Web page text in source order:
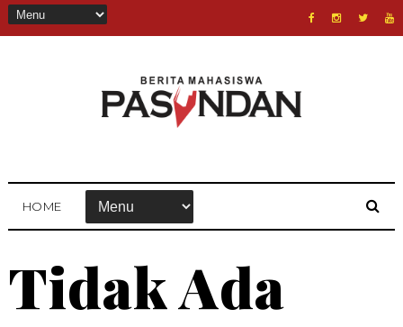
HOME
Tidak Ada